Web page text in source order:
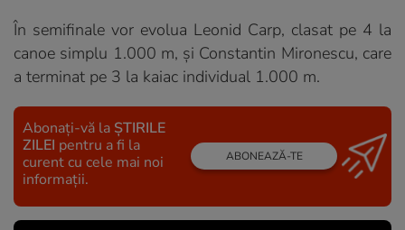
În semifinale vor evolua Leonid Carp, clasat pe 4 la
canoe simplu 1.000 m, și Constantin Mironescu, care
a terminat pe 3 la kaiac individual 1.000 m.
Abonați-vă la ȘTIRILE
ZILEI pentru a fi la
curent cu cele mai noi
informații.
ABONEAZĂ-TE